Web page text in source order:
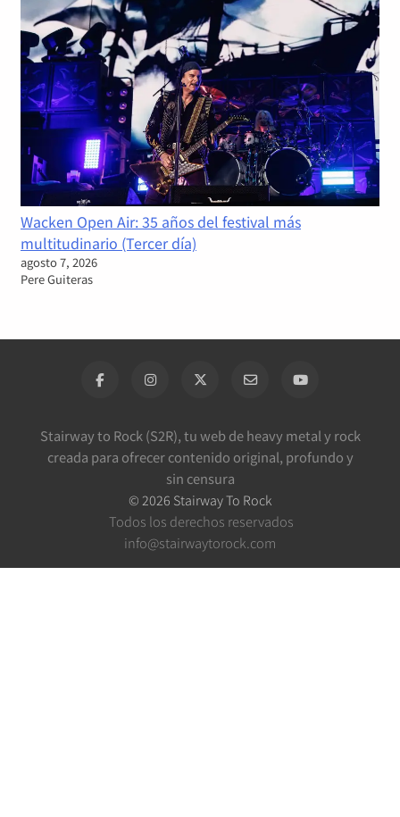
Wacken Open Air: 35 años del festival más
multitudinario (Tercer día)
agosto 7, 2026
Pere Guiteras
Stairway to Rock (S2R), tu web de heavy metal y rock
creada para ofrecer contenido original, profundo y
sin censura
©2026 Stairway To Rock
Todos los derechos reservados
info@stairwaytorock.com